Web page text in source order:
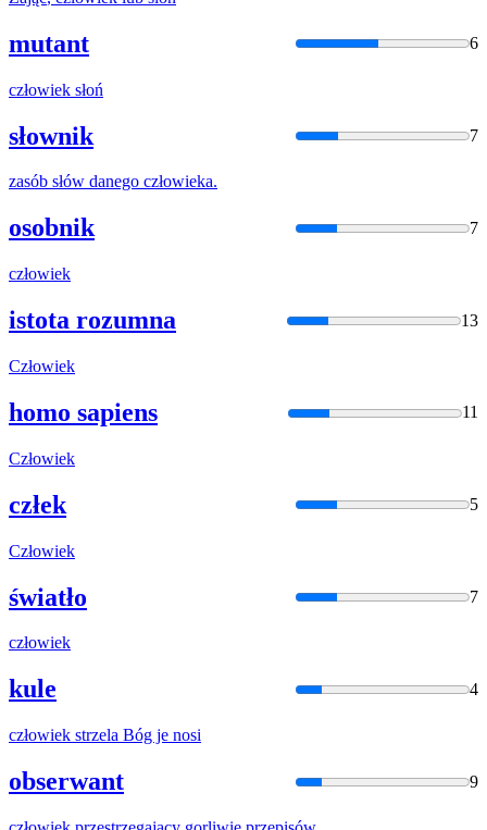
mutant 6
człowiek słoń
słownik 7
zasób słów danego człowieka.
osobnik 7
człowiek
istota rozumna 13
Człowiek
homo sapiens 11
Człowiek
człek 5
Człowiek
światło 7
człowiek
kule 4
człowiek strzela Bóg je nosi
obserwant 9